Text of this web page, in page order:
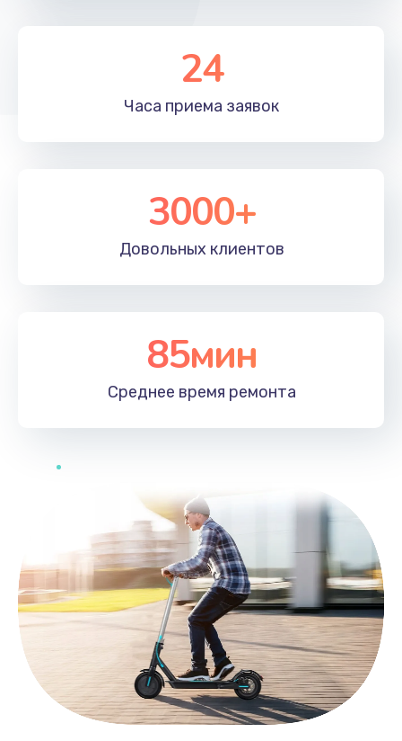
24
Часа приема заявок
3000+
Довольных клиентов
85мин
Среднее время ремонта